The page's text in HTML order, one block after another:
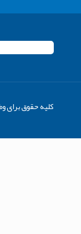
کلیه حقوق برای